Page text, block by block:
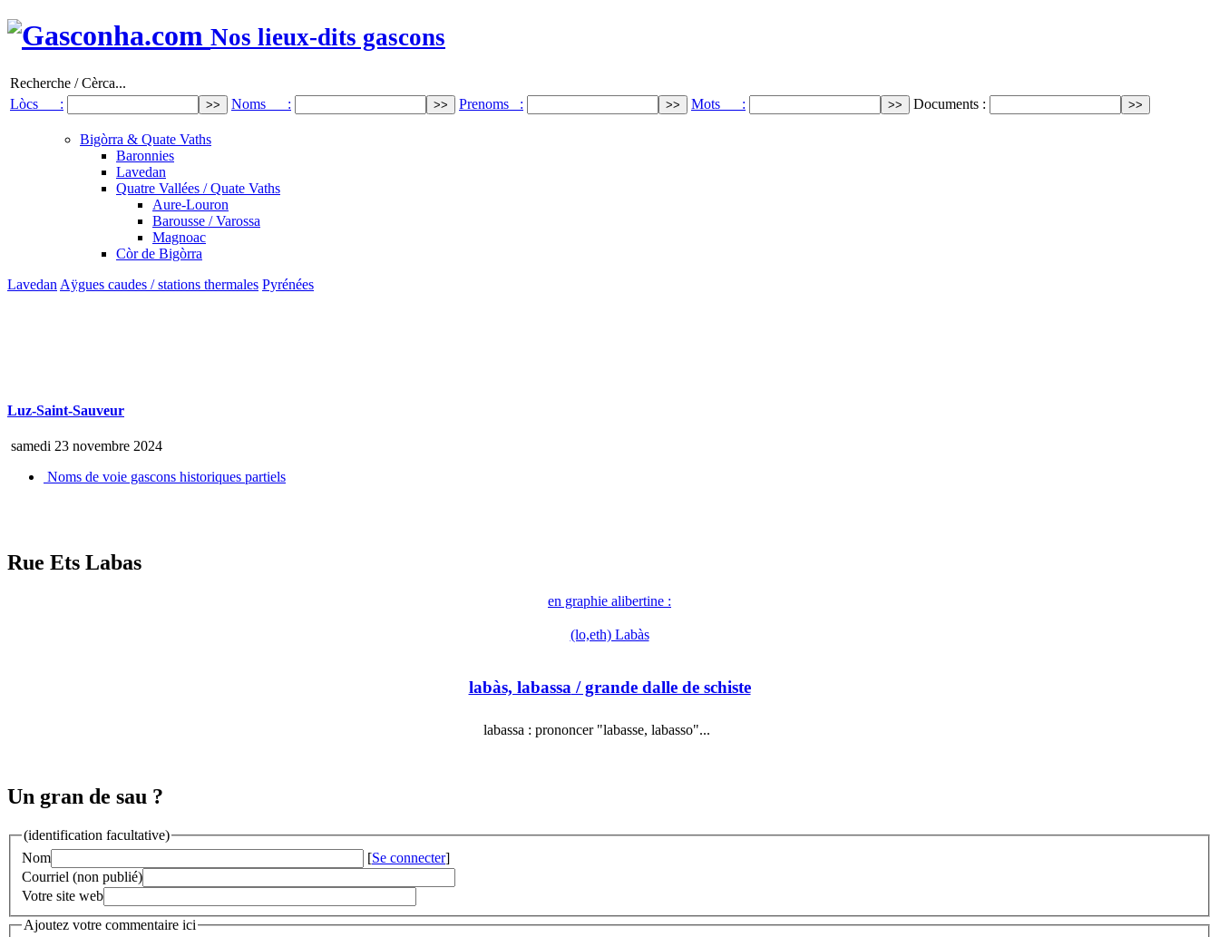
Nos lieux-dits gascons
Recherche / Cèrca...
Lòcs :
Noms : Prenoms : Mots : Documents :
Bigòrra & Quate Vaths
Baronnies
Lavedan
Quatre Vallées / Quate Vaths
Aure-Louron
Barousse / Varossa
Magnoac
Còr de Bigòrra
Lavedan Aÿgues caudes / stations thermales Pyrénées
Luz-Saint-Sauveur
samedi 23 novembre 2024
Noms de voie gascons historiques partiels
Rue Ets Labas
en graphie alibertine :
(lo,eth) Labàs
labàs, labassa / grande dalle de schiste
labassa : prononcer "labasse, labasso"...
Un gran de sau ?
(identification facultative)
Nom
[Se connecter]
Courriel (non publié)
Votre site web
Ajoutez votre commentaire ici